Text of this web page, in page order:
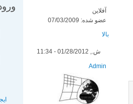
آفلاین
عضو شده:
بالا
ش., 01/28/2012 - 11:34
Admin